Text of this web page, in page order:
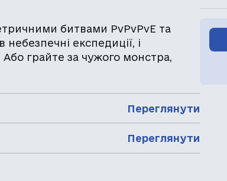
битвами PvPvPvE та
експедиції, і
грайте за чужого монстра,
Переглянути
Переглянути